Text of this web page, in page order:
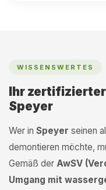
WISSENSWERTES
Ihr
Speyer
Wer in Speyer seinen
demontieren möchte,
Gemäß der AwSV
Umgang mit